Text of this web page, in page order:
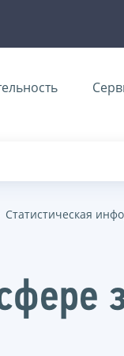
Статистическая